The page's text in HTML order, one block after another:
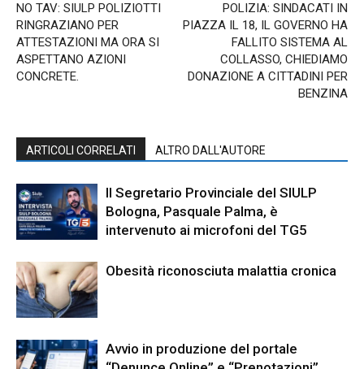
NO TAV: SIULP POLIZIOTTI
RINGRAZIANO PER
ATTESTAZIONI MA ORA SI
ASPETTANO AZIONI
CONCRETE.
POLIZIA: SINDACATI IN
PIAZZA IL 18, IL GOVERNO HA
FALLITO SISTEMA AL
COLLASSO, CHIEDIAMO
DONAZIONE A CITTADINI PER
BENZINA
ARTICOLI CORRELATI ALTRO DALL'AUTORE
Il Segretario Provinciale del SIULP
Bologna, Pasquale Palma, è
intervenuto ai microfoni del TG5
Obesità riconosciuta malattia cronica
Avvio in produzione del portale